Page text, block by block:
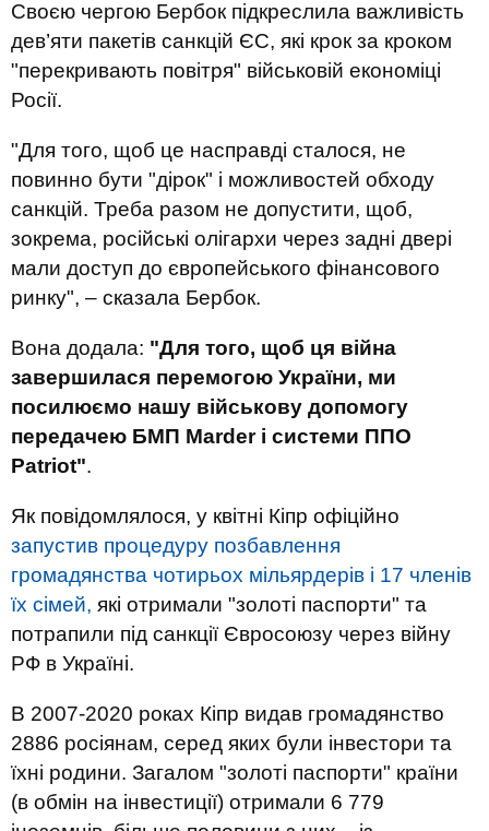
Своєю чергою Бербок підкреслила важливість
дев’яти пакетів санкцій ЄС, які крок за кроком
"перекривають повітря" військовій економіці
Росії.
"Для того, щоб це насправді сталося, не
повинно бути "дірок" і можливостей обходу
санкцій. Треба разом не допустити, щоб,
зокрема, російські олігархи через задні двері
мали доступ до європейського фінансового
ринку", – сказала Бербок.
Вона додала: "Для того, щоб ця війна
завершилася перемогою України, ми
посилюємо нашу військову допомогу
передачею БМП Marder і системи ППО
Patriot".
Як повідомлялося, у квітні Кіпр офіційно
запустив процедуру позбавлення
громадянства чотирьох мільярдерів і 17 членів
їх сімей, які отримали "золоті паспорти" та
потрапили під санкції Євросоюзу через війну
РФ в Україні.
В 2007-2020 роках Кіпр видав громадянство
2886 росіянам, серед яких були інвестори та
їхні родини. Загалом "золоті паспорти" країни
(в обмін на інвестиції) отримали 6 779